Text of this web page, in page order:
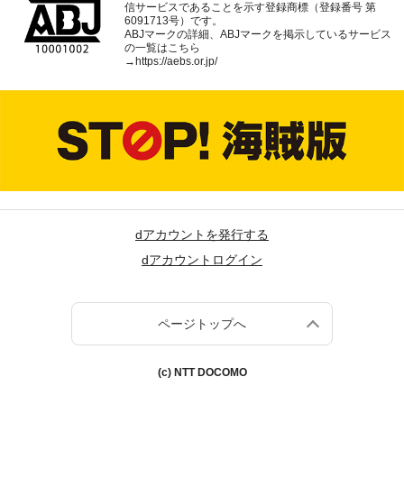
信サービスであることを示す登録商標（登録番号 第
6091713号）です。
ABJマークの詳細、ABJマークを掲示しているサービス
の一覧はこちら
→ https://aebs.or.jp/
dアカウントを発行する
dアカウントログイン
ページトップへ
(c) NTT DOCOMO